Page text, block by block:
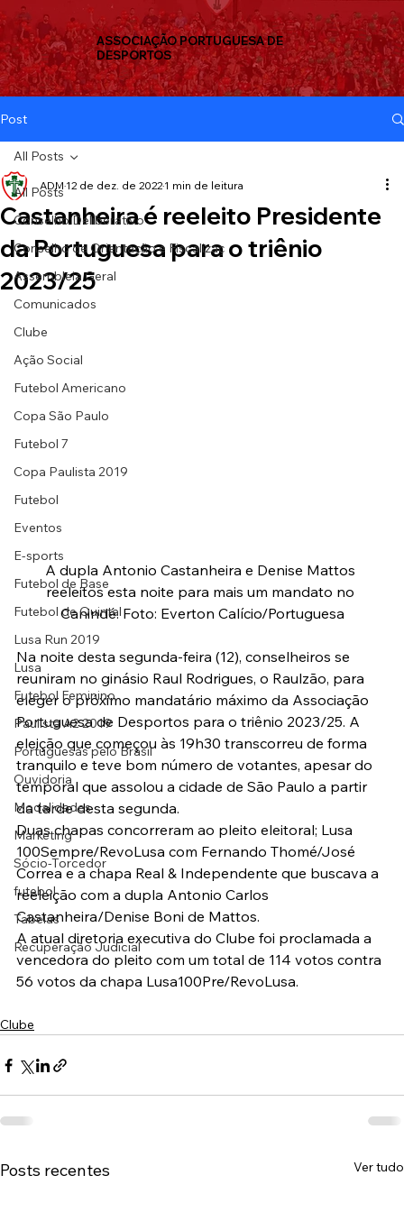
ASSOCIAÇÃO PORTUGUESA DE
DESPORTOS
Post
All Posts
Conselho Deliberativo
Conselho de Orientação e Fiscalizaç
Assembleia Geral
Comunicados
Clube
Ação Social
Futebol Americano
Copa São Paulo
Futebol 7
Copa Paulista 2019
Futebol
Eventos
E-sports
Futebol de Base
Futebol de Quintal
Lusa Run 2019
Lusa
Futebol Feminino
Paulista A2 2019
Portuguesas pelo Brasil
Ouvidoria
Modalidades
Marketing
Sócio-Torcedor
futebol
Tabelas
Recuperação Judicial
All Posts
Castanheira é reeleito Presidente
da Portuguesa para o triênio
2023/25
ADM 12 de dez. de 2022 1 min de leitura
A dupla Antonio Castanheira e Denise Mattos
reeleitos esta noite para mais um mandato no
Canindé. Foto: Everton Calício/Portuguesa
Na noite desta segunda-feira (12), conselheiros se
reuniram no ginásio Raul Rodrigues, o Raulzão, para
eleger o próximo mandatário máximo da Associação
Portuguesa de Desportos para o triênio 2023/25. A
eleição que começou às 19h30 transcorreu de forma
tranquilo e teve bom número de votantes, apesar do
temporal que assolou a cidade de São Paulo a partir
da tarde desta segunda.
Duas chapas concorreram ao pleito eleitoral; Lusa
100Sempre/RevoLusa com Fernando Thomé/José
Correa e a chapa Real & Independente que buscava a
reeleição com a dupla Antonio Carlos
Castanheira/Denise Boni de Mattos.
A atual diretoria executiva do Clube foi proclamada a
vencedora do pleito com um total de 114 votos contra
56 votos da chapa Lusa100Pre/RevoLusa.
Clube
Posts recentes Ver tudo